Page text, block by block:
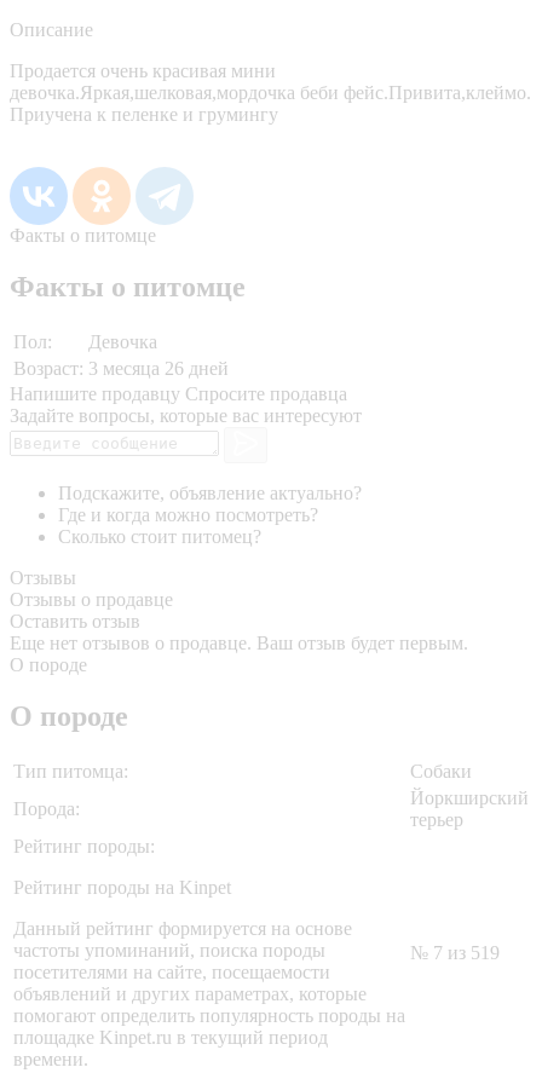
Описание
Продается очень красивая мини
девочка.Яркая,шелковая,мордочка беби фейс.Привита,клеймо.
Приучена к пеленке и грумингу
Факты о питомце
Факты о питомце
Пол:
Девочка
Возраст: 3 месяца 26 дней
Напишите продавцу Спросите продавца
Задайте вопросы, которые вас интересуют
Подскажите, объявление актуально?
Где и когда можно посмотреть?
Сколько стоит питомец?
Отзывы
Отзывы о продавце
Оставить отзыв
Еще нет отзывов о продавце. Ваш отзыв будет первым.
О породе
О породе
Тип питомца:
Собаки
Порода:
Йоркширский
терьер
Рейтинг породы:
Рейтинг породы на Kinpet
Данный рейтинг формируется на основе
частоты упоминаний, поиска породы
посетителями на сайте, посещаемости
объявлений и других параметрах, которые
помогают определить популярность породы на
площадке Kinpet.ru в текущий период
времени.
№ 7 из 519